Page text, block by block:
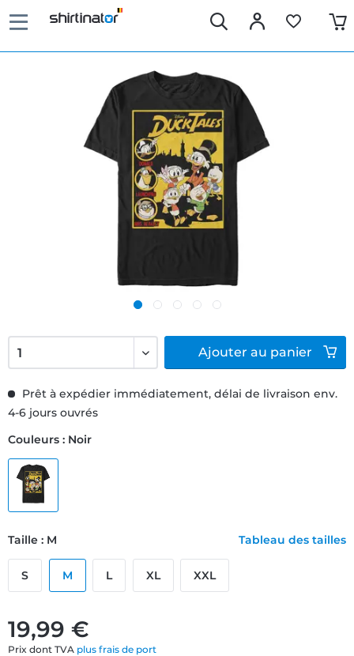
19,99 €
Prix dont TVA plus frais de port
Prêt à expédier immédiatement, délai de livraison env.
4-6 jours ouvrés
Couleurs : Noir
Taille : M Tableau des tailles
S M L XL XXL
Ajouter au panier